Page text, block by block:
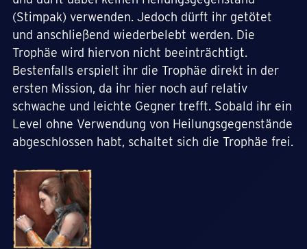
(Stimpak) verwenden. Jedoch dürft ihr getötet
und anschließend wiederbelebt werden. Die
Trophäe wird hiervon nicht beeinträchtigt.
Bestenfalls erspielt ihr die Trophäe direkt in der
ersten Mission, da ihr hier noch auf relativ
schwache und leichte Gegner trefft. Sobald ihr ein
Level ohne Verwendung von Heilungsgegenstände
abgeschlossen habt, schaltet sich die Trophäe frei.